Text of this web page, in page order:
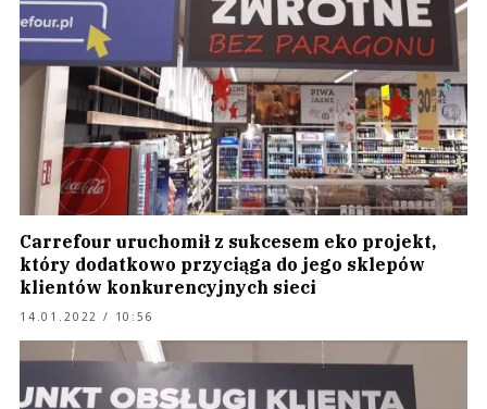
Carrefour uruchomił z sukcesem eko projekt,
który dodatkowo przyciąga do jego sklepów
klientów konkurencyjnych sieci
14.01.2022 / 10:56